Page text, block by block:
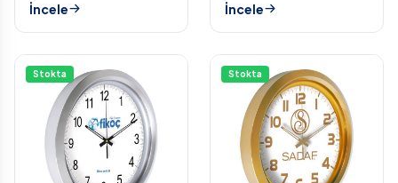
İncele İncele
Stokta Stokta